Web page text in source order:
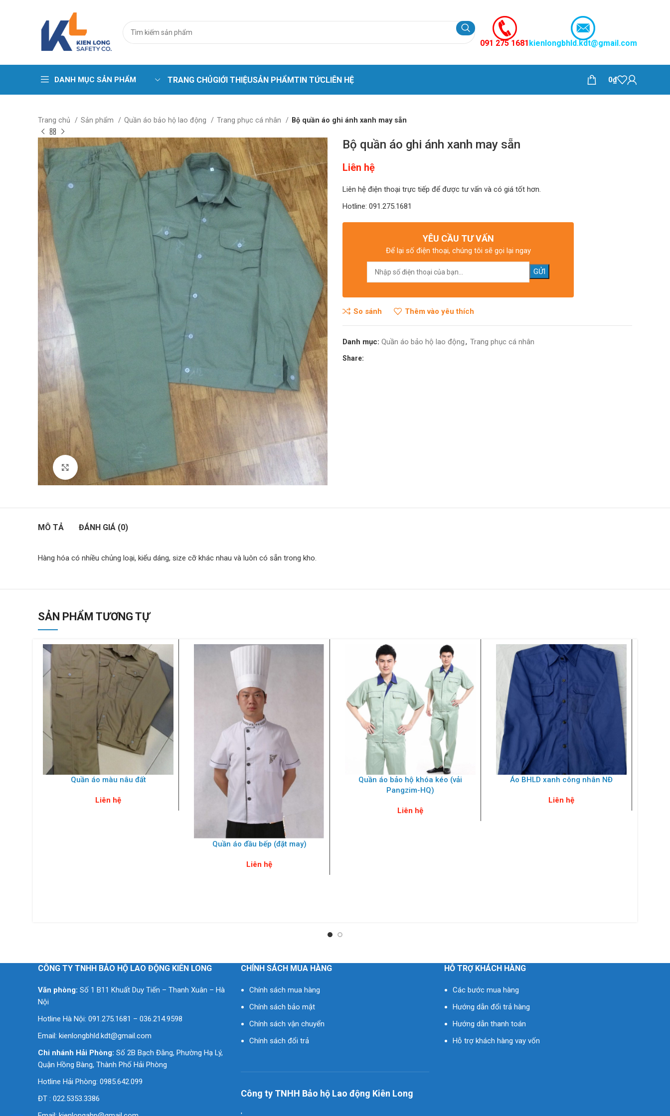
091 275 1681kienlongbhld.kdt@gmail.com
DANH MỤC SẢN PHẨM
Trang phục cá nhân
Áo gile kỹ thuật
Áo lưới phản quang
Bộ sưu tập maket quần áo
Quần áo chịu hóa chất
Quần áo chịu nhiệt cách
Quần áo chống điện từ
trường
Quần áo mưa
Bảng mã vải
TRANG CHỦGIỚI THIỆUSẢN PHẨMTIN TỨCLIÊN HỆ 0₫
Trang chủ Sản phẩm Quần áo bảo hộ lao động Trang phục cá nhân Bộ quần áo ghi ánh xanh may sẵn
Click to enlarge
Bộ quần áo ghi ánh xanh may sẵn
Liên hệ
Liên hệ điện thoại trực tiếp để được tư vấn và có giá tốt hơn.
Hotline: 091.275.1681
YÊU CẦU TƯ VẤN
Để lại số điện thoại, chúng tôi sẽ gọi lại ngay
So sánh Thêm vào yêu thích
Danh mục: Quần áo bảo hộ lao động, Trang phục cá nhân
Share:
MÔ TẢ ĐÁNH GIÁ (0)
Hàng hóa có nhiều chủng loại, kiểu dáng, size cỡ khác nhau và luôn có sẵn trong kho.
SẢN PHẨM TƯƠNG TỰ
Quần áo màu nâu đất
Liên hệ
Quần áo đầu bếp (đặt may)
Liên hệ
Quần áo bảo hộ khóa kéo (vải
Pangzim-HQ)
Liên hệ
Áo BHLD xanh công nhân NĐ
Liên hệ
CÔNG TY TNHH BẢO HỘ LAO ĐỘNG KIÊN LONG
Văn phòng: Số 1 B11 Khuất Duy Tiến – Thanh Xuân – Hà
Nội
Hotline Hà Nội: 091.275.1681 – 036.214.9598
Email: kienlongbhld.kdt@gmail.com
Chi nhánh Hải Phòng: Số 2B Bạch Đằng, Phường Hạ Lý,
Quận Hồng Bàng, Thành Phố Hải Phòng
Hotline Hải Phòng: 0985.642.099
ĐT : 022.5353.3386
CHÍNH SÁCH MUA HÀNG
Chính sách mua hàng
Chính sách bảo mật
Chính sách vận chuyển
Chính sách đổi trả
Công ty TNHH Bảo hộ Lao động Kiên Long
HỖ TRỢ KHÁCH HÀNG
Các bước mua hàng
Hướng dẫn đổi trả hàng
Hướng dẫn thanh toán
Hỗ trợ khách hàng vay vốn